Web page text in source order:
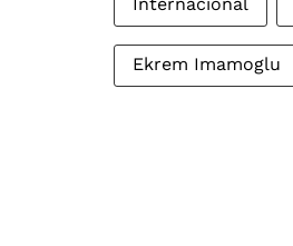
Ekrem Imamoglu